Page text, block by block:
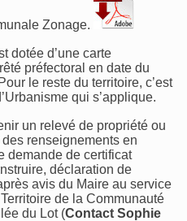
Zonage.
dotée d’une carte
préfectoral en date du
le reste du territoire, c’est
qui s’applique.
un relevé de propriété ou
renseignements en
demande de certificat
déclaration de
avis du Maire au service
de la Communauté
du Lot (Contact Sophie